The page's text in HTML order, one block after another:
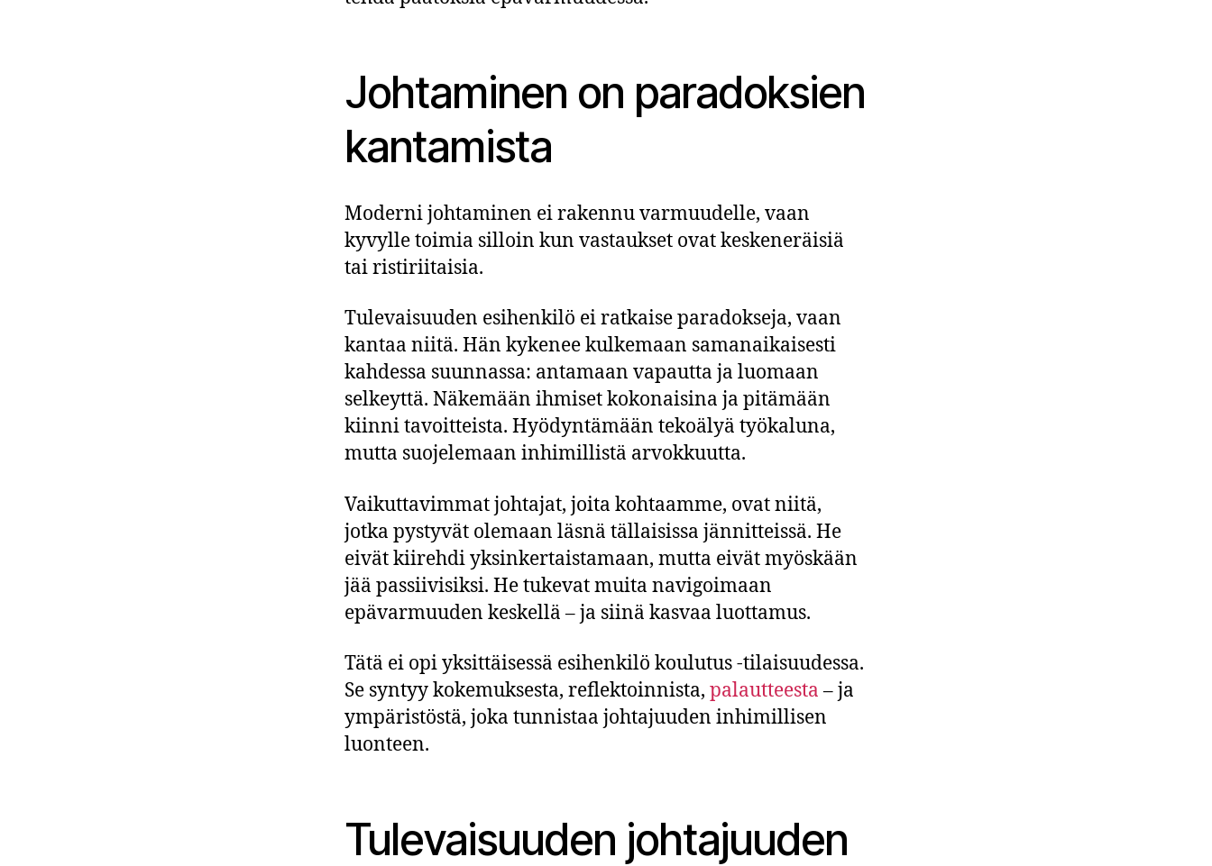
Johtaminen on paradoksien
kantamista
Moderni johtaminen ei rakennu varmuudelle, vaan
kyvylle toimia silloin kun vastaukset ovat keskeneräisiä
tai ristiriitaisia.
Tulevaisuuden esihenkilö ei ratkaise paradokseja, vaan
kantaa niitä. Hän kykenee kulkemaan samanaikaisesti
kahdessa suunnassa: antamaan vapautta ja luomaan
selkeyttä. Näkemään ihmiset kokonaisina ja pitämään
kiinni tavoitteista. Hyödyntämään tekoälyä työkaluna,
mutta suojelemaan inhimillistä arvokkuutta.
Vaikuttavimmat johtajat, joita kohtaamme, ovat niitä,
jotka pystyvät olemaan läsnä tällaisissa jännitteissä. He
eivät kiirehdi yksinkertaistamaan, mutta eivät myöskään
jää passiivisiksi. He tukevat muita navigoimaan
epävarmuuden keskellä – ja siinä kasvaa luottamus.
Tätä ei opi yksittäisessä esihenkilö koulutus -tilaisuudessa.
Se syntyy kokemuksesta, reflektoinnista, palautteesta– ja
ympäristöstä, joka tunnistaa johtajuuden inhimillisen
luonteen.
Tulevaisuuden johtajuuden